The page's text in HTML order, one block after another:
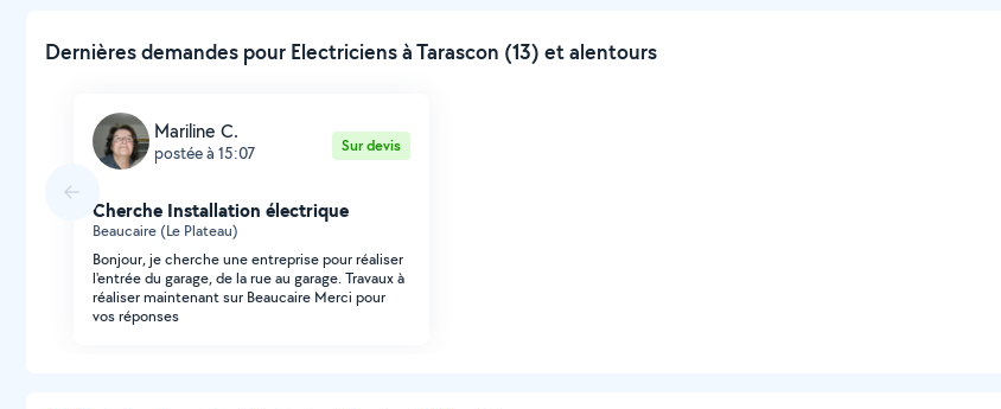
Dernières demandes pour Electriciens à Tarascon (13) et alentours
Mariline C.
postée à 15:07 Sur devis
Cherche Installation électrique
Beaucaire (Le Plateau)
Bonjour, je cherche une entreprise pour réaliser
l'entrée du garage, de la rue au garage. Travaux à
réaliser maintenant sur Beaucaire Merci pour
vos réponses